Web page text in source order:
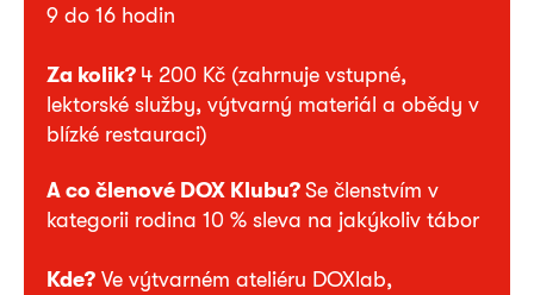
9 do 16 hodin
Za kolik? 4 200 Kč (zahrnuje vstupné,
lektorské služby, výtvarný materiál a obědy v
blízké restauraci)
A co členové DOX Klubu?Se členstvím v
kategorii rodina 10 % sleva na jakýkoliv tábor
Kde? Ve výtvarném ateliéru DOXlab,